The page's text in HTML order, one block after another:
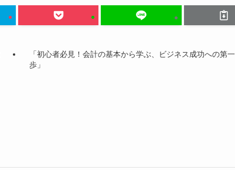
「初心者必見！会計の基本から学ぶ、ビジネス成功への第一
歩」